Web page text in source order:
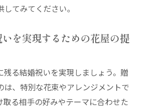
てみてください。
を実現するための花屋の提
残る結婚祝いを実現しましょう。贈
は、特別な花束やアレンジメントで
取る相手の好みやテーマに合わせた